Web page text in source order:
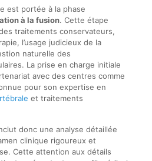
est portée à la phase
à la fusion. Cette étape
traitements conservateurs,
l’usage judicieux de la
naturelle des
La prise en charge initiale
avec des centres comme
pour son expertise en
et traitements
donc une analyse détaillée
clinique rigoureux et
Cette attention aux détails